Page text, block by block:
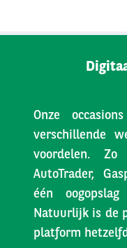
Onze
verschillende
voordelen.
AutoTrader,
één
Natuurlijk is de
platform